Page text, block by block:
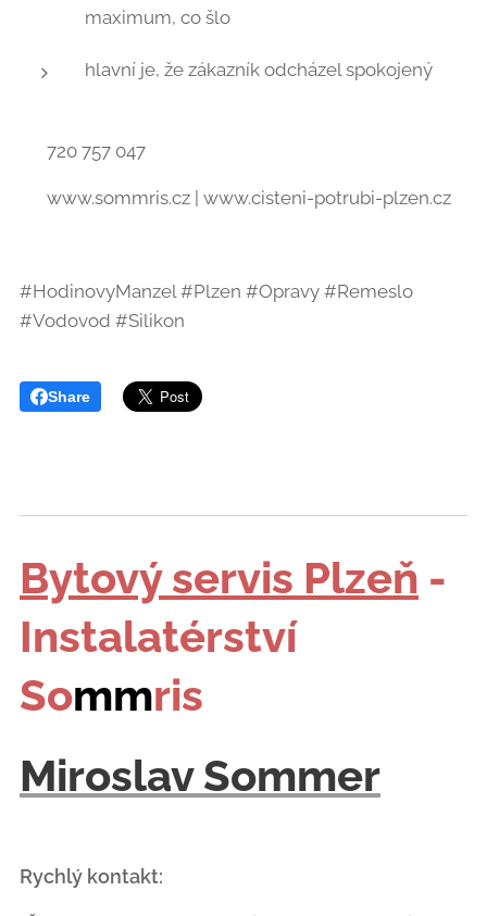
maximum, co šlo 💪
hlavní je, že zákazník odcházel spokojený 🙂
📞 720 757 047
🌐 www.sommris.cz | www.cisteni-potrubi-plzen.cz
#HodinovyManzel #Plzen #Opravy #Remeslo
#Vodovod #Silikon
Share
Bytový servis Plzeň -
Instalatérství
Sommris
Miroslav Sommer
Rychlý kontakt: